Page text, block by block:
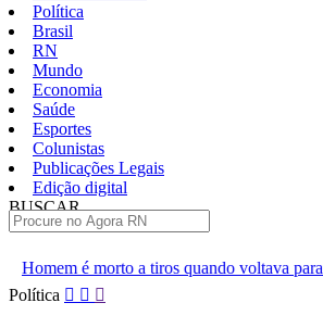
Política
Brasil
RN
Mundo
Economia
Saúde
Esportes
Colunistas
Publicações Legais
Edição digital
BUSCAR
quando voltava para casa em São Gonçalo
Pular
Política